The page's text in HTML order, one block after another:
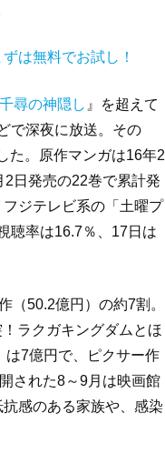
は無料でお試し！
尋の神隠し 』を超えて
で深夜に放送。その
た。原作マンガは16年2
日発売の22巻で累計発
ジテレビ系の「土曜プ
聴率は16.7％、17日は
（50.2億円）の約7割。
ラクガキングダムとほ
は7億円で、ピクサー作
された8～9月は映画館
感のある家族や、感染